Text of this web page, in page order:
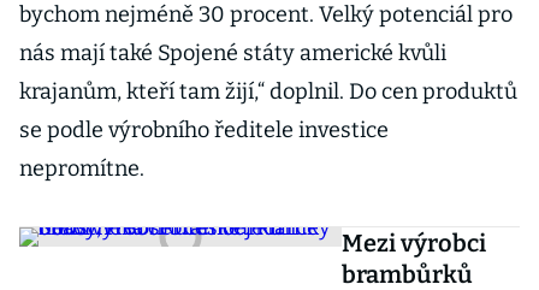
bychom nejméně 30 procent. Velký potenciál pro
nás mají také Spojené státy americké kvůli
krajanům, kteří tam žijí,“ doplnil. Do cen produktů
se podle výrobního ředitele investice
nepromítne.
Mezi výrobci
brambůrků